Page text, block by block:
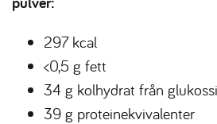
297 kcal
<0,5 g fett
34 g kolhydrat från
39 g proteinekvivalenter